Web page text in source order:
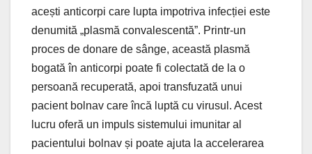
acești anticorpi care lupta impotriva infecției este
denumită „plasmă convalescentă”. Printr-un
proces de donare de sânge, această plasmă
bogată în anticorpi poate fi colectată de la o
persoană recuperată, apoi transfuzată unui
pacient bolnav care încă luptă cu virusul. Acest
lucru oferă un impuls sistemului imunitar al
pacientului bolnav și poate ajuta la accelerarea